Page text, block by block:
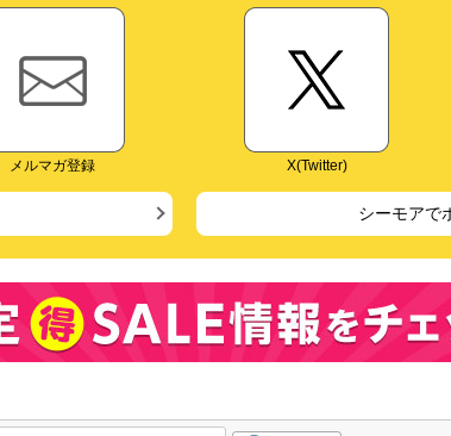
メルマガ登録 X(Twitter)
シーモアで